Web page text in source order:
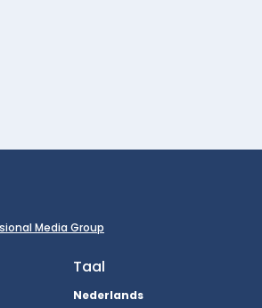
Media Group
Taal
Nederlands